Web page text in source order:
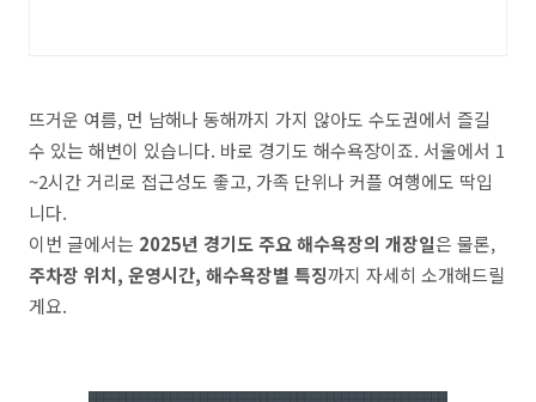
뜨거운 여름, 먼 남해나 동해까지 가지 않아도 수도권에서 즐길
수 있는 해변이 있습니다. 바로 경기도 해수욕장이죠. 서울에서 1
~2시간 거리로 접근성도 좋고, 가족 단위나 커플 여행에도 딱입
니다.
이번 글에서는 2025년 경기도 주요 해수욕장의 개장일은 물론,
주차장 위치, 운영시간, 해수욕장별 특징까지 자세히 소개해드릴
게요.